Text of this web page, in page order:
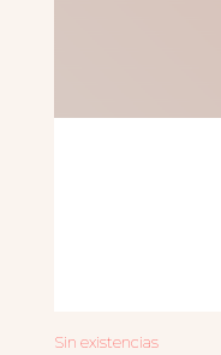
Sin existencias